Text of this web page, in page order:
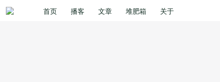
首页 播客 文章 堆肥箱 关于